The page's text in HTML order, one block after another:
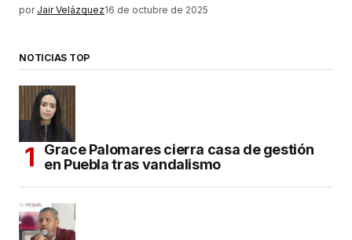
por Jair Velázquez16 de octubre de 2025
NOTICIAS TOP
Grace Palomares cierra casa de gestión
en Puebla tras vandalismo